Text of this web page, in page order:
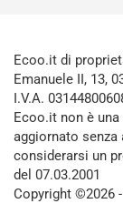
Ecoo.it di
Emanuele II, 13,
I.V.A.
Ecoo.it non è
aggiornato
considerarsi un
del 07.03.2001
Copyright ©2026